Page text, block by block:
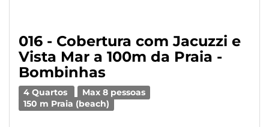
016 - Cobertura com Jacuzzi e
Vista Mar a 100m da Praia -
Bombinhas
4 Quartos
Max 8 pessoas
150 m Praia (beach)